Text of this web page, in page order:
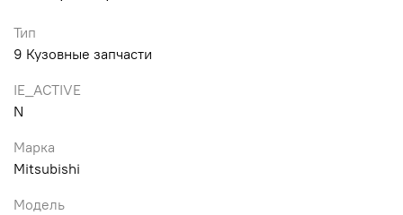
Тип
9 Кузовные запчасти
IE_ACTIVE
N
Марка
Mitsubishi
Модель